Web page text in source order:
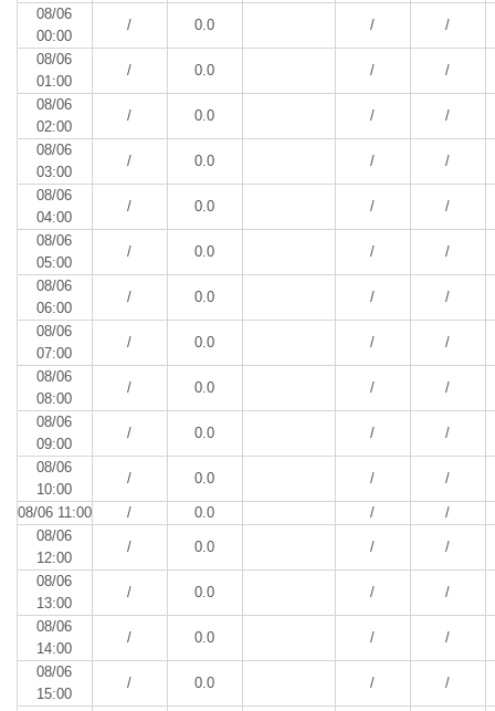
08/06
00:00
/ 0.0 / /
08/06
01:00
/ 0.0 / /
08/06
02:00
/ 0.0 / /
08/06
03:00
/ 0.0 / /
08/06
04:00
/ 0.0 / /
08/06
05:00
/ 0.0 / /
08/06
06:00
/ 0.0 / /
08/06
07:00
/ 0.0 / /
08/06
08:00
/ 0.0 / /
08/06
09:00
/ 0.0 / /
08/06
10:00
/ 0.0 / /
08/06 11:00 / 0.0 /
/
08/06
12:00
/ 0.0 / /
08/06
13:00
/ 0.0 / /
08/06
14:00
/ 0.0 / /
08/06
15:00
/ 0.0 / /